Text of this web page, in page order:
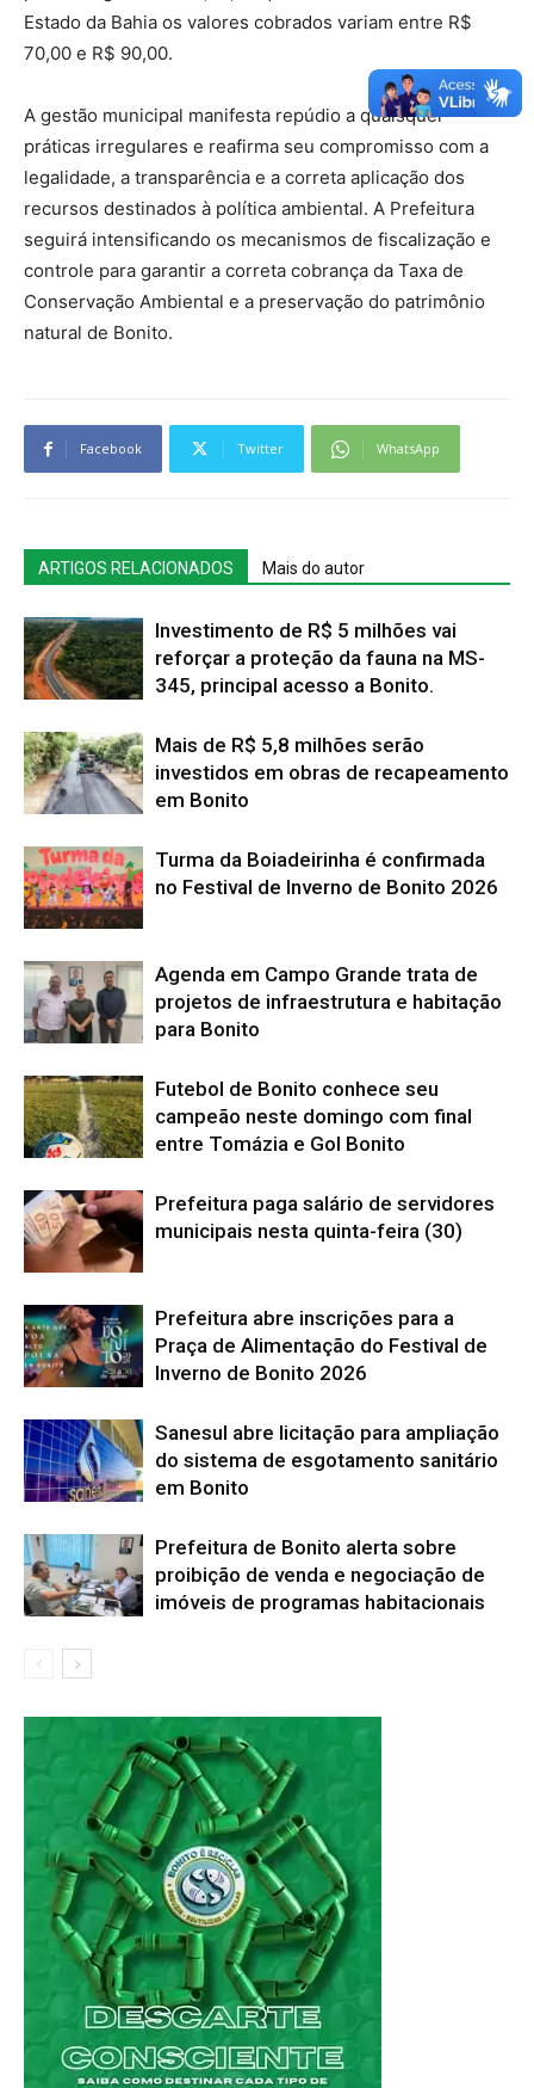
Estado da Bahia os valores cobrados variam entre R$
70,00 e R$ 90,00.
A gestão municipal manifesta repúdio a quaisquer
práticas irregulares e reafirma seu compromisso com a
legalidade, a transparência e a correta aplicação dos
recursos destinados à política ambiental. A Prefeitura
seguirá intensificando os mecanismos de fiscalização e
controle para garantir a correta cobrança da Taxa de
Conservação Ambiental e a preservação do patrimônio
natural de Bonito.
Facebook Twitter WhatsApp
ARTIGOS RELACIONADOS Mais do autor
Investimento de R$ 5 milhões vai
reforçar a proteção da fauna na MS-
345, principal acesso a Bonito.
Mais de R$ 5,8 milhões serão
investidos em obras de recapeamento
em Bonito
Turma da Boiadeirinha é confirmada
no Festival de Inverno de Bonito 2026
Agenda em Campo Grande trata de
projetos de infraestrutura e habitação
para Bonito
Futebol de Bonito conhece seu
campeão neste domingo com final
entre Tomázia e Gol Bonito
Prefeitura paga salário de servidores
municipais nesta quinta-feira (30)
Prefeitura abre inscrições para a
Praça de Alimentação do Festival de
Inverno de Bonito 2026
Sanesul abre licitação para ampliação
do sistema de esgotamento sanitário
em Bonito
Prefeitura de Bonito alerta sobre
proibição de venda e negociação de
imóveis de programas habitacionais